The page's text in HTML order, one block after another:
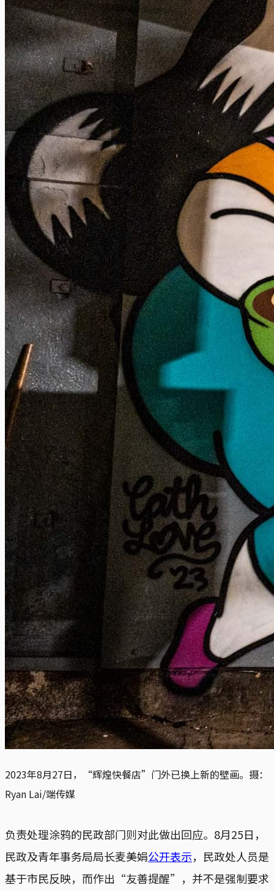
2023年8月27日，“辉煌快餐店”门外已换上新的壁画。摄：
Ryan Lai/端传媒
负责处理涂鸦的民政部门则对此做出回应。8月25日，
民政及青年事务局局长麦美娟公开表示，民政处人员是
基于市民反映，而作出“友善提醒”，并不是强制要求